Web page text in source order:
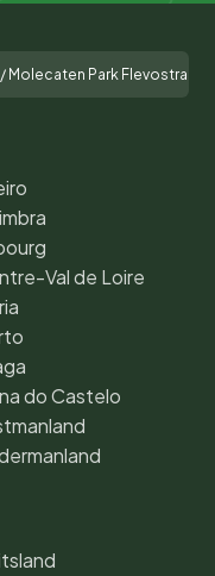
/ Molecaten Park Flevostrand
Val de Loire
do Castelo